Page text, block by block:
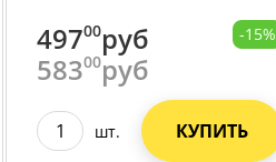
49700руб
58300руб
-15%
шт. КУПИТЬ